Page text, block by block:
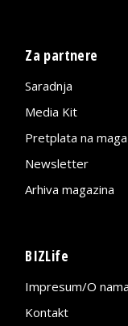
Za partnere
Saradnja
Media Kit
Pretplata na
Newsletter
Arhiva magazina
BIZLife
Impresum/O nama
Kontakt